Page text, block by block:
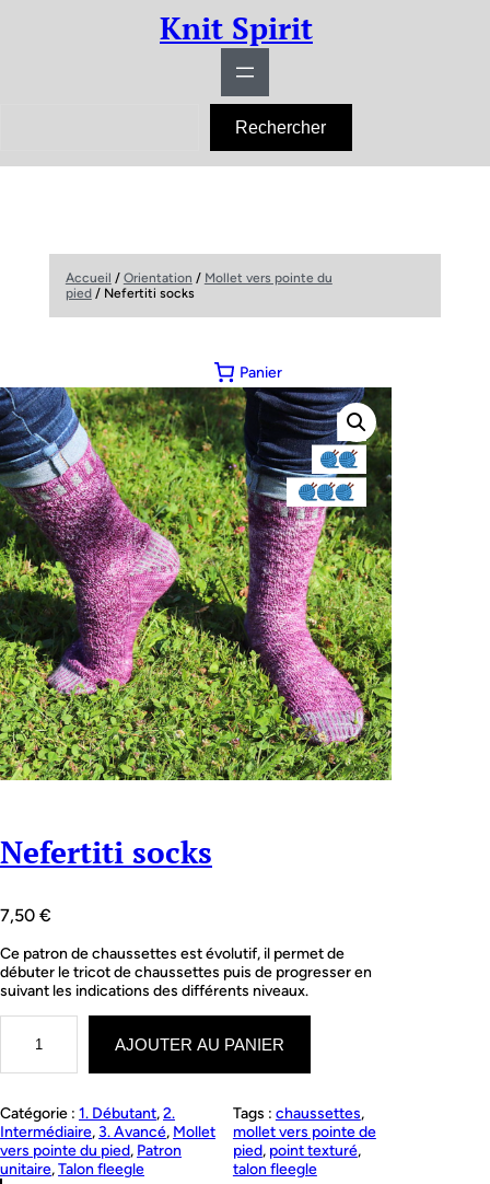
Knit Spirit
h
Rechercher
Accueil / Orientation / Mollet vers pointe du
pied / Nefertiti socks
Panier
Nefertiti socks
7,50 €
Ce patron de chaussettes est évolutif, il permet de
débuter le tricot de chaussettes puis de progresser en
suivant les indications des différents niveaux.
n
i
t
é
d
AJOUTER AU PANIER
Catégorie : 1. Débutant, 2.
Intermédiaire, 3. Avancé, Mollet
vers pointe du pied, Patron
unitaire, Talon fleegle
Tags : chaussettes ,
mollet vers pointe de
pied, point texturé,
talon fleegle